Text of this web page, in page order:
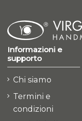
Informazioni e
supporto
Chi siamo
Termini e
condizioni